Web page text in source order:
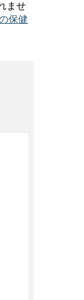
ませ
保健